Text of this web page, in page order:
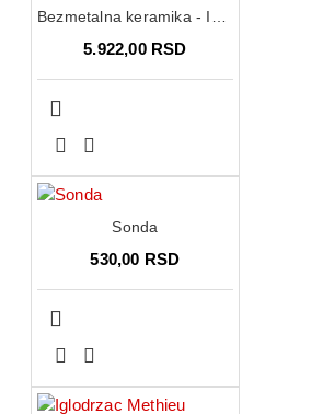
5.922,00 RSD
Sonda
530,00 RSD